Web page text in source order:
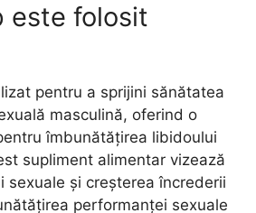
este folosit
pentru a sprijini sănătatea
masculină, oferind o
îmbunătățirea libidoului
supliment alimentar vizează
sexuale și creșterea încrederii
performanței sexuale